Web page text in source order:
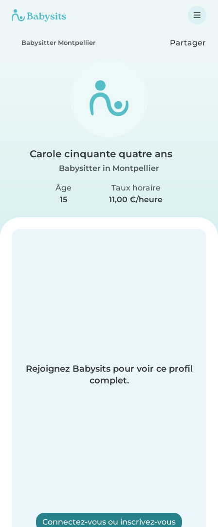
Babysitter Montpellier Partager
Carole cinquante quatre ans
Babysitter in Montpellier
Âge
15
Taux horaire
11,00 €/heure
Rejoignez Babysits pour voir ce profil
complet.
Connectez-vous ou inscrivez-vous